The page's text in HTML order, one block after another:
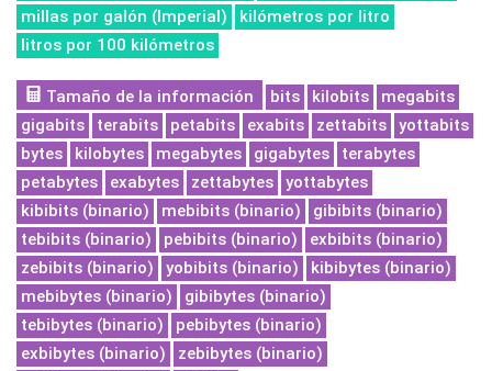
millas por galón (Imperial)
kilómetros por litro
litros por 100 kilómetros
Tamaño de la información bits kilobits
megabits
gigabits
terabits petabits exabits zettabits
yottabits
bytes
kilobytes megabytes gigabytes
terabytes
petabytes
exabytes zettabytes
yottabytes
kibibits (binario)
mebibits (binario)
gibibits (binario)
tebibits (binario)
pebibits (binario)
exbibits (binario)
zebibits (binario)
yobibits (binario)
kibibytes (binario)
mebibytes (binario)
gibibytes (binario)
tebibytes (binario)
pebibytes (binario)
exbibytes (binario)
zebibytes (binario)